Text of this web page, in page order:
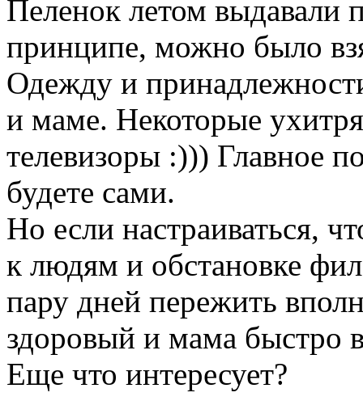
Пеленок летом выдавали
принципе, можно было
Одежду и
и маме. Некоторые
телевизоры :))) Главное
будете сами.
Но если настраиваться,
к людям и обстановке
пару дней пережить
здоровый и мама быстро
Еще что интересует?